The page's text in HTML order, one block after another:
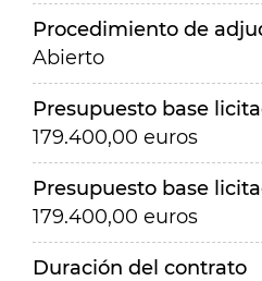
Procedimiento de
Abierto
Presupuesto base
179.400,00 euros
Presupuesto base
179.400,00 euros
Duración del contrato